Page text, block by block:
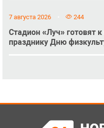
7 августа 2026 244
Стадион «Луч» готовят
празднику Дню